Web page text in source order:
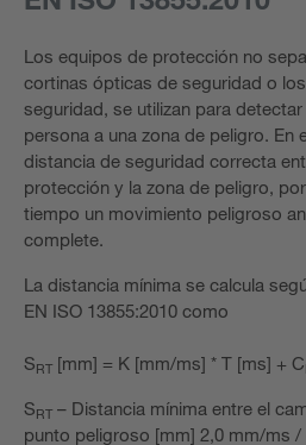
Los equipos de protección no
cortinas ópticas de seguridad o
seguridad, se utilizan para
persona a una zona de peligro. En
distancia de seguridad correcta
protección y la zona de peligro,
tiempo un movimiento peligroso
complete.
La distancia mínima se calcula
EN ISO 13855:2010 como
SRT [mm] = K [mm/ms] * T [ms] + C
SRT – Distancia mínima entre el
punto peligroso [mm] 2,0 mm/ms